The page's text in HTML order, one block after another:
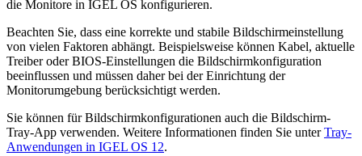
die Monitore in IGEL OS konfigurieren.
Beachten Sie, dass eine korrekte und stabile Bildschirmeinstellung
von vielen Faktoren abhängt. Beispielsweise können Kabel, aktuelle
Treiber oder BIOS-Einstellungen die Bildschirmkonfiguration
beeinflussen und müssen daher bei der Einrichtung der
Monitorumgebung berücksichtigt werden.
Sie können für Bildschirm­konfigurationen auch die Bildschirm-
Tray-App verwenden. Weitere Informationen finden Sie unterTray-
Anwendungen in IGEL OS 12.